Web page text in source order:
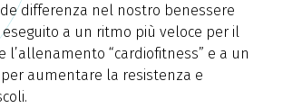
differenza nel nostro benessere
eseguito a un ritmo più veloce per il
l’allenamento “cardiofitness” e a un
aumentare la resistenza e